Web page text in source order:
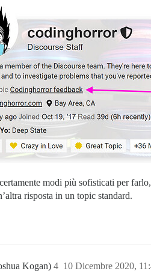
modi più sofisticati per
risposta in un topic standard.
Kogan) 10 Dicembre 2020,
4